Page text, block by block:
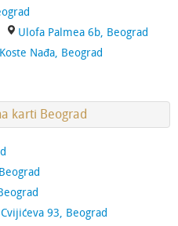
Ulofa Palmea 6b, Beograd
Koste Nađa, Beograd
karti Beograd
Cvijićeva 93, Beograd